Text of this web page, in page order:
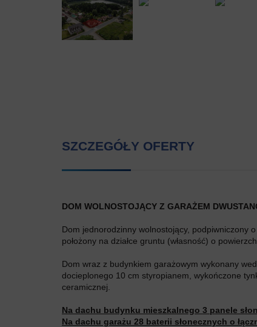
SZCZEGÓŁY OFERTY
DOM WOLNOSTOJĄCY Z GARAŻEM
Dom jednorodzinny wolnostojący, podpiwniczony
położony na działce gruntu (własność) o
Dom wraz z budynkiem garażowym wykonany
docieplonego 10 cm styropianem, wykończone
ceramicznej.
Na dachu budynku mieszkalnego 3 panele
Na dachu garażu 28 baterii słonecznych o